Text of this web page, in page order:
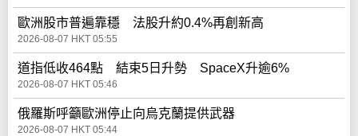
歐洲股市普遍靠穩 法股升約0.4%再創新高
2026-08-07 HKT 05:55
道指低收464點 結束5日升勢 SpaceX升逾6%
2026-08-07 HKT 05:46
俄羅斯呼籲歐洲停止向烏克蘭提供武器
2026-08-07 HKT 05:44